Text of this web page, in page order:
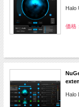
Halo
価格
Halo